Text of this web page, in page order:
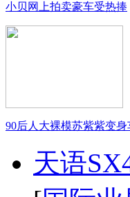
小贝网上拍卖豪车受热捧
90后人大裸模苏紫紫变身
天语